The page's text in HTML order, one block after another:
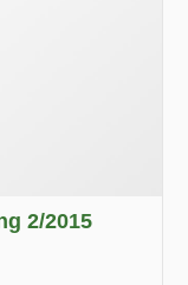
2/2015